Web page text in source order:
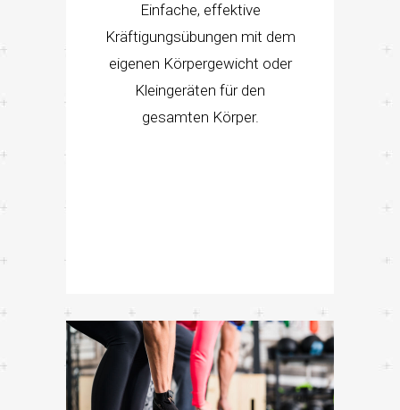
Einfache, effektive
Kräftigungsübungen mit dem
eigenen Körpergewicht oder
Kleingeräten für den
gesamten Körper.